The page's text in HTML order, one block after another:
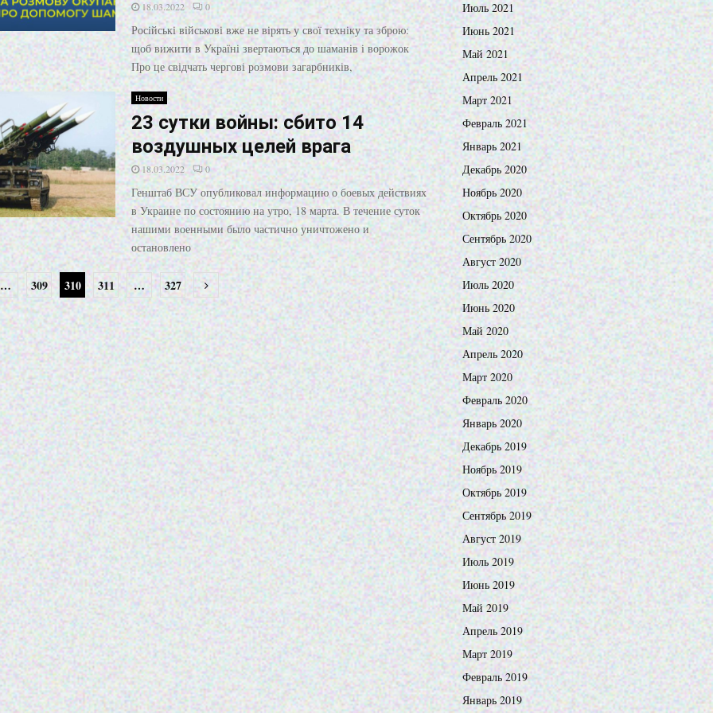
18.03.2022 0
Російські військові вже не вірять у свої техніку та зброю:
щоб вижити в Україні звертаються до шаманів і ворожок
Про це свідчать чергові розмови загарбників,
Новости
23 сутки войны: сбито 14
воздушных целей врага
18.03.2022 0
Генштаб ВСУ опубликовал информацию о боевых действиях
в Украине по состоянию на утро, 18 марта. В течение суток
нашими военными было частично уничтожено и
остановлено
… 309 310 311 … 327
Июль 2021
Июнь 2021
Май 2021
Апрель 2021
Март 2021
Февраль 2021
Январь 2021
Декабрь 2020
Ноябрь 2020
Октябрь 2020
Сентябрь 2020
Август 2020
Июль 2020
Июнь 2020
Май 2020
Апрель 2020
Март 2020
Февраль 2020
Январь 2020
Декабрь 2019
Ноябрь 2019
Октябрь 2019
Сентябрь 2019
Август 2019
Июль 2019
Июнь 2019
Май 2019
Апрель 2019
Март 2019
Февраль 2019
Январь 2019